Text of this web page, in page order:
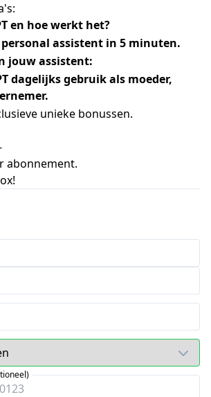
en hoe werkt het?
assistent in 5 minuten.
jouw assistent:
dagelijks gebruik als moeder,
unieke bonussen.
abonnement.